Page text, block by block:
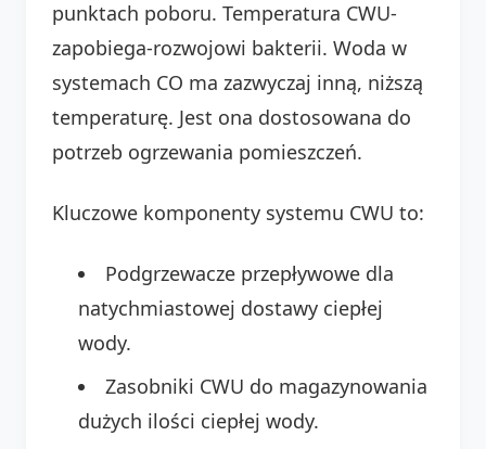
punktach poboru. Temperatura CWU-
zapobiega-rozwojowi bakterii. Woda w
systemach CO ma zazwyczaj inną, niższą
temperaturę. Jest ona dostosowana do
potrzeb ogrzewania pomieszczeń.
Kluczowe komponenty systemu CWU to:
Podgrzewacze przepływowe dla
natychmiastowej dostawy ciepłej
wody.
Zasobniki CWU do magazynowania
dużych ilości ciepłej wody.